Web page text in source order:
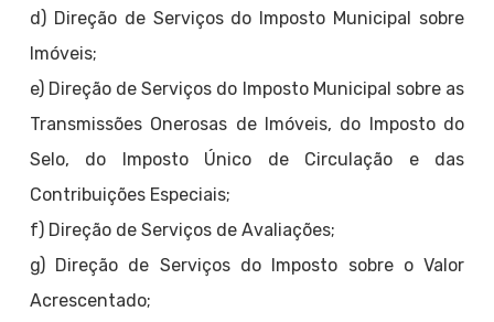
d) Direção de Serviços do Imposto Municipal sobre
Imóveis;
e) Direção de Serviços do Imposto Municipal sobre as
Transmissões Onerosas de Imóveis, do Imposto do
Selo, do Imposto Único de Circulação e das
Contribuições Especiais;
f) Direção de Serviços de Avaliações;
g) Direção de Serviços do Imposto sobre o Valor
Acrescentado;